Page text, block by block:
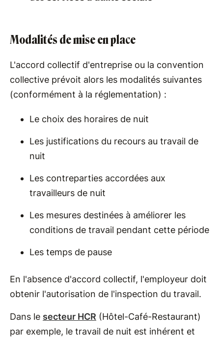
Modalités de mise en place
L'accord collectif d'entreprise ou la convention
collective prévoit alors les modalités suivantes
(conformément à la réglementation) :
Le choix des horaires de nuit
Les justifications du recours au travail de
nuit
Les contreparties accordées aux
travailleurs de nuit
Les mesures destinées à améliorer les
conditions de travail pendant cette période
Les temps de pause
En l'absence d'accord collectif, l'employeur doit
obtenir l'autorisation de l'inspection du travail.
Dans le secteur HCR (Hôtel-Café-Restaurant)
par exemple, le travail de nuit est inhérent et